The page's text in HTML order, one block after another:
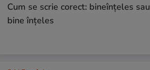
Cum se scrie corect: bineînțeles sau
bine înțeles